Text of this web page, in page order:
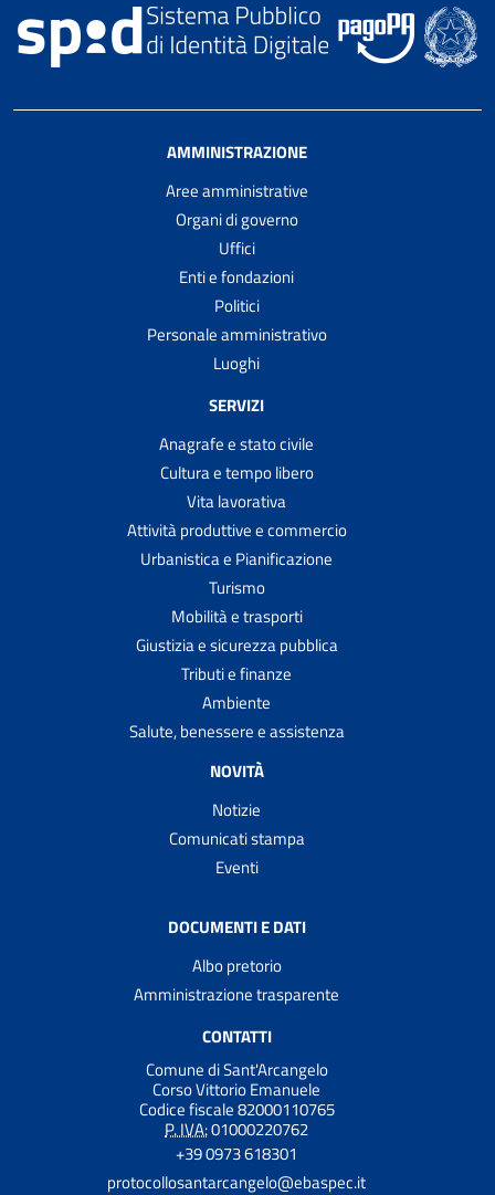
AMMINISTRAZIONE
Aree amministrative
Organi di governo
Uffici
Enti e fondazioni
Politici
Personale amministrativo
Luoghi
SERVIZI
Anagrafe e stato civile
Cultura e tempo libero
Vita lavorativa
Attività produttive e commercio
Urbanistica e Pianificazione
Turismo
Mobilità e trasporti
Giustizia e sicurezza pubblica
Tributi e finanze
Ambiente
Salute, benessere e assistenza
NOVITÀ
Notizie
Comunicati stampa
Eventi
DOCUMENTI E DATI
Albo pretorio
Amministrazione trasparente
CONTATTI
Comune di Sant'Arcangelo
Corso Vittorio Emanuele
Codice fiscale 82000110765
P. IVA:01000220762
+39 0973 618301
protocollosantarcangelo@ebaspec.it